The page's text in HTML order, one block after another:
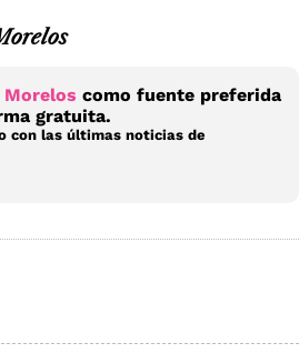
Morelos como fuente preferida
gratuita.
con las últimas noticias de